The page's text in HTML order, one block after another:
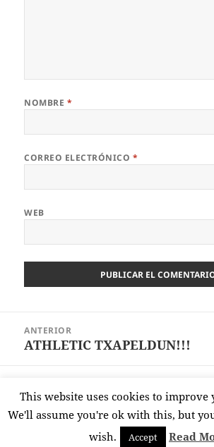
NOMBRE *
CORREO ELECTRÓNICO *
WEB
entradas
ANTERIOR
Entrada
ATHLETIC TXAPELDUN!!!
Entrada
siguiente:
Desastre del Athletic en
Funciona gracias a WordPress
This website uses cookies to improve
We'll assume you're ok with this, but
wish.
Accept Read